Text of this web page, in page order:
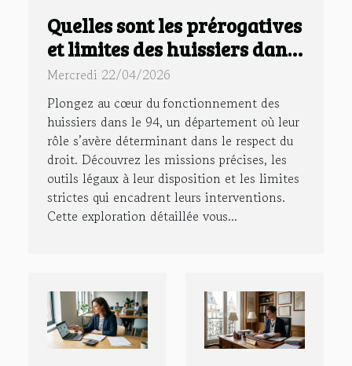
Quelles sont les prérogatives
et limites des huissiers dans
le 94 ?
Mercredi 22/04/2026
Plongez au cœur du fonctionnement des
huissiers dans le 94, un département où leur
rôle s’avère déterminant dans le respect du
droit. Découvrez les missions précises, les
outils légaux à leur disposition et les limites
strictes qui encadrent leurs interventions.
Cette exploration détaillée vous...